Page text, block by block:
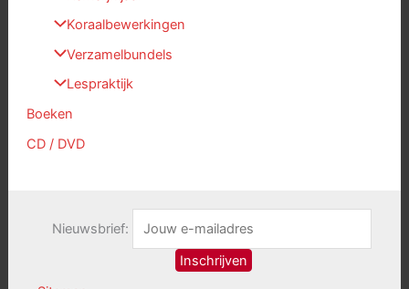
Koraalbewerkingen
Verzamelbundels
Lespraktijk
Boeken
CD / DVD
Nieuwsbrief: